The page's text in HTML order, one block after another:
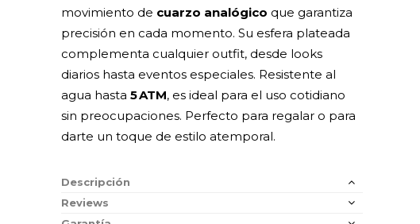
movimiento de cuarzo analógico que garantiza
precisión en cada momento. Su esfera plateada
complementa cualquier outfit, desde looks
diarios hasta eventos especiales. Resistente al
agua hasta 5 ATM, es ideal para el uso cotidiano
sin preocupaciones. Perfecto para regalar o para
darte un toque de estilo atemporal.
Descripción
Reviews